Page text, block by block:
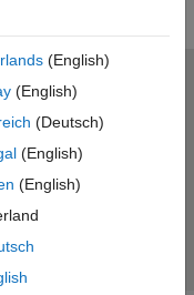
(English)
(English)
(Deutsch)
(English)
(English)
방침
불법 복제 방지